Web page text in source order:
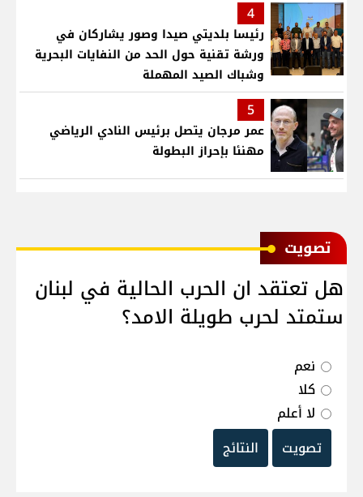
4
رئيسا بلديتي صيدا وصور يشاركان في
ورشة تقنية حول الحد من النفايات البحرية
وشباك الصيد المهملة
5
عمر مرجان يتصل برئيس النادي الرياضي
مهنئا بإحراز البطولة
ﺗﺼﻮﻳﺖ
هل تعتقد ان الحرب الحالية في لبنان
ستمتد لحرب طويلة الامد؟
نعم
كلا
لا أعلم
تصويت
النتائج